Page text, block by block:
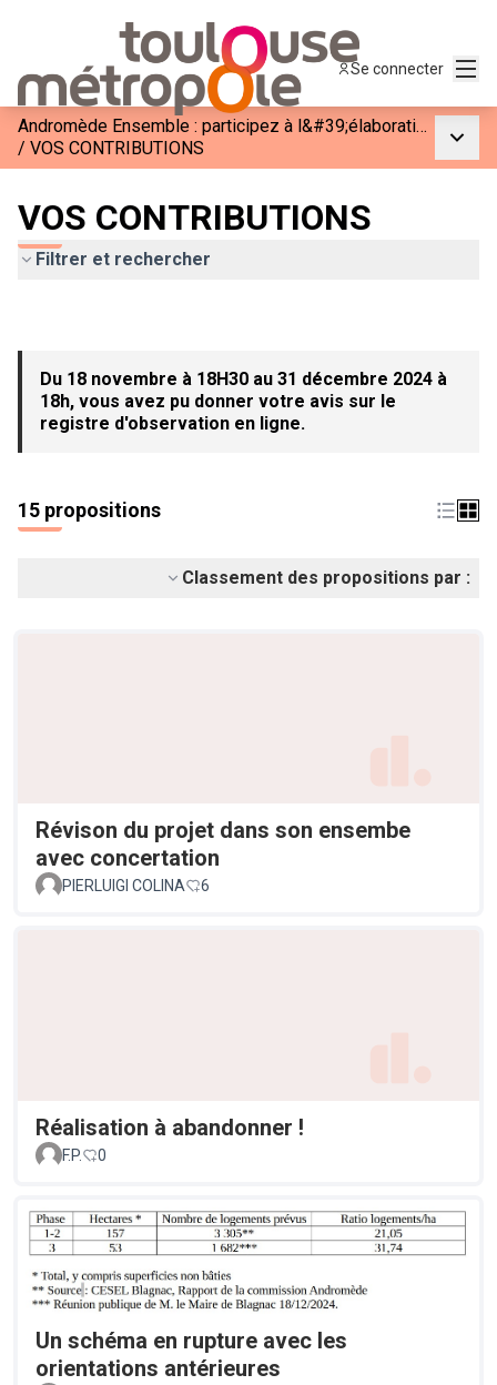
Se connecter
Andromède Ensemble : participez à l&#39;élaboration de la phase 3
/ VOS CONTRIBUTIONS
VOS CONTRIBUTIONS
Filtrer et rechercher
Du 18 novembre à 18H30 au 31 décembre 2024 à
18h, vous avez pu donner votre avis sur le
registre d'observation en ligne.
15 propositions
Classement des propositions par :
Révison du projet dans son ensembe
avec concertation
PIERLUIGI COLINA 6
Réalisation à abandonner !
F.P. 0
Un schéma en rupture avec les
orientations antérieures